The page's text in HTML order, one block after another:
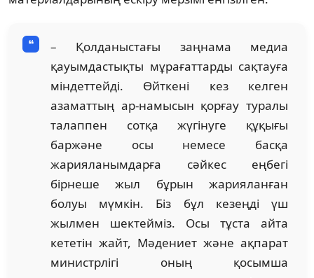
– Қолданыстағы заңнама медиа
қауымдастықты мұрағаттарды сақтауға
міндеттейді. Өйткені кез келген
азаматтың ар-намысын қорғау туралы
талаппен сотқа жүгінуге құқығы
баржәне осы немесе басқа
жарияланымдарға сәйкес еңбегі
бірнеше жыл бұрын жарияланған
болуы мүмкін. Біз бұл кезеңді үш
жылмен шектейміз. Осы тұста айта
кететін жайт, Мәдениет және ақпарат
министрлігі оның қосымша